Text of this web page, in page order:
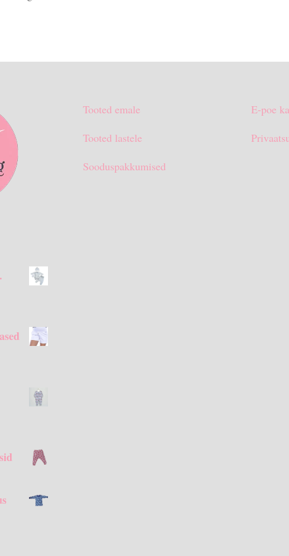
Tooted emale
Tooted lastele
Sooduspakkumised
E-poe